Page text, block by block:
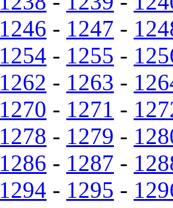
1246 - 1247 -
1254 - 1255 -
1262 - 1263 -
1270 - 1271 -
1278 - 1279 -
1286 - 1287 -
1294 - 1295 -